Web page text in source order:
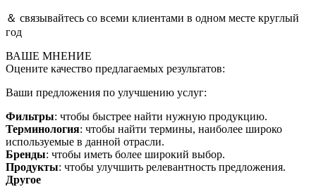
＆ связывайтесь со всеми клиентами в одном месте круглый
год
ВАШЕ МНЕНИЕ
Оцените качество предлагаемых результатов:
Ваши предложения по улучшению услуг:
Фильтры: чтобы быстрее найти нужную продукцию.
Терминология: чтобы найти термины, наиболее широко
используемые в данной отрасли.
Бренды: чтобы иметь более широкий выбор.
Продукты: чтобы улучшить релевантность предложения.
Другое